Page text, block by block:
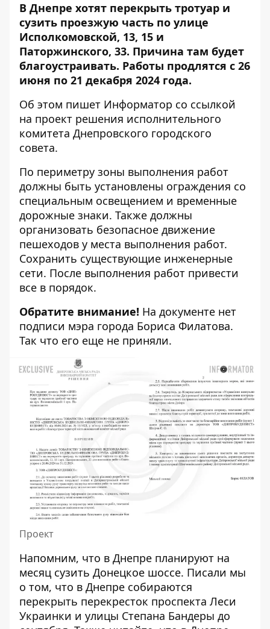
В Днепре хотят перекрыть тротуар и
сузить проезжую часть по улице
Исполкомовской, 13, 15 и
Паторжинского, 33. Причина там будет
благоустраивать. Работы продлятся с 26
июня по 21 декабря 2024 года.
Об этом пишет Информатор со ссылкой
на проект решения исполнительного
комитета Днепровского городского
совета.
По периметру зоны выполнения работ
должны быть установлены ограждения со
специальным освещением и временные
дорожные знаки. Также должны
организовать безопасное движение
пешеходов у места выполнения работ.
Сохранить существующие инженерные
сети. После выполнения работ привести
все в порядок.
Обратите внимание! На документе нет
подписи мэра города Бориса Филатова.
Так что его еще не приняли.
Проект
Напомним, что в Днепре планируют на
месяц сузить Донецкое шоссе. Писали мы
о том, что в Днепре собираются
перекрыть перекресток проспекта Леси
Украинки и улицы Степана Бандеры до